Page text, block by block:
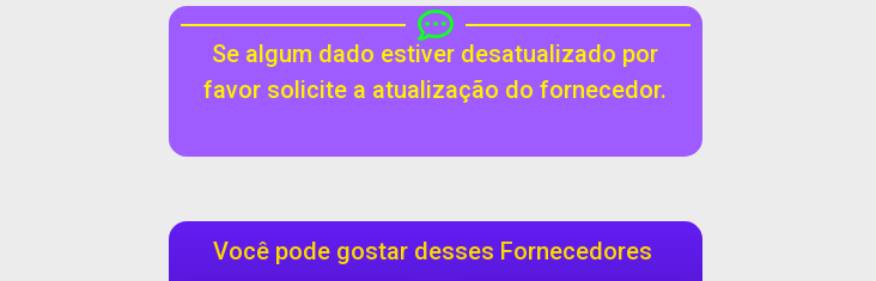
Se algum dado estiver desatualizado por
favor solicite a atualização do fornecedor.
Você pode gostar desses Fornecedores